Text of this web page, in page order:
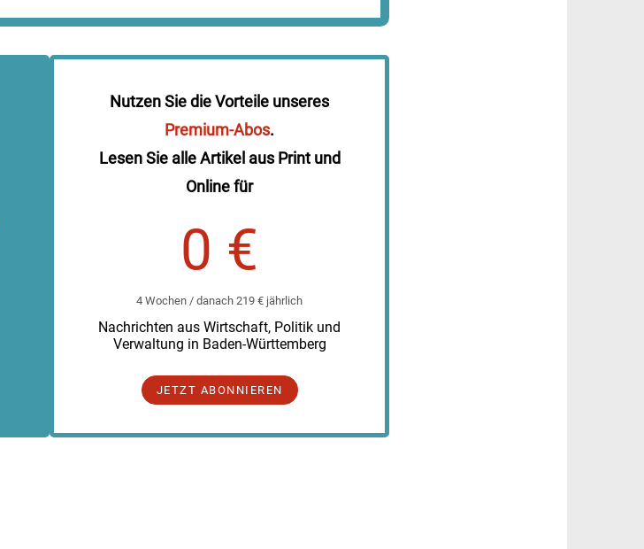
Nutzen Sie die Vorteile unseres
Premium-Abos.
Lesen Sie alle Artikel aus Print und
Online für
0 €
4 Wochen / danach 219 € jährlich
Nachrichten aus Wirtschaft, Politik und
Verwaltung in Baden-Württemberg
JETZT ABONNIEREN